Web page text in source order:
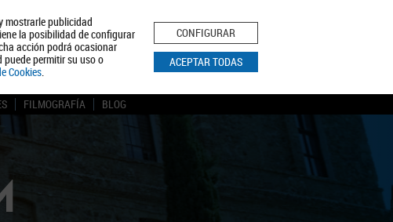
mostrarle publicidad
la posibilidad de configurar
acción podrá ocasionar
permitir su uso o
Cookies.
CONFIGURAR
ACEPTAR TODAS
Política de Privacidad Aviso Legal Política de Cookies
BUSCAR
FILMOGRAFÍA BLOG